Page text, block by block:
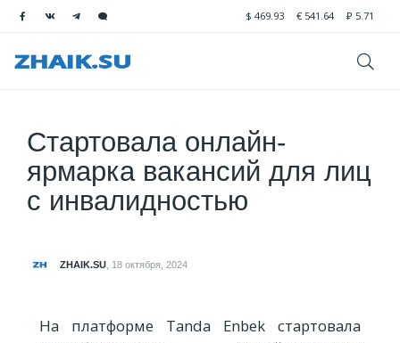
$ 469.93 € 541.64 ₽ 5.71
Стартовала онлайн-
ярмарка вакансий для лиц
с инвалидностью
ZHAIK.SU 18 октября, 2024
На платформе Tanda Enbek стартовала